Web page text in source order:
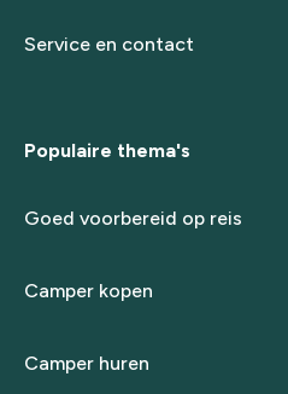
Service en contact
Populaire thema's
Goed voorbereid op reis
Camper kopen
Camper huren